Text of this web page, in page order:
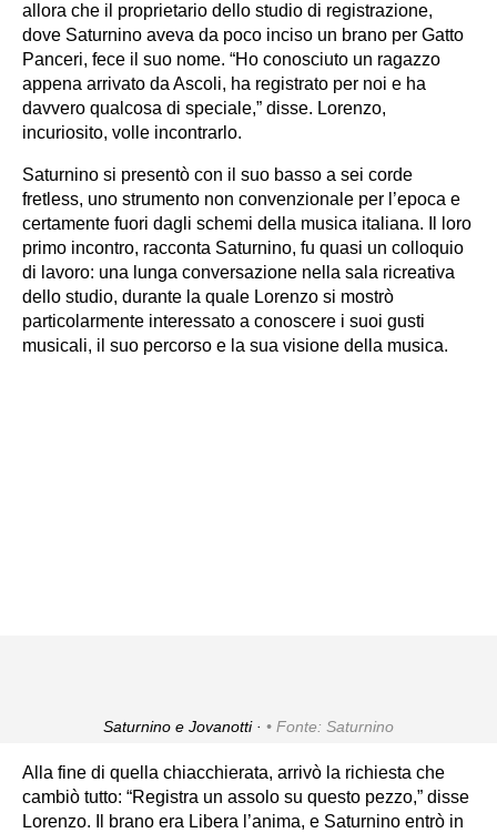
allora che il proprietario dello studio di registrazione,
dove Saturnino aveva da poco inciso un brano per Gatto
Panceri, fece il suo nome. “Ho conosciuto un ragazzo
appena arrivato da Ascoli, ha registrato per noi e ha
davvero qualcosa di speciale,” disse. Lorenzo,
incuriosito, volle incontrarlo.
Saturnino si presentò con il suo basso a sei corde
fretless, uno strumento non convenzionale per l’epoca e
certamente fuori dagli schemi della musica italiana. Il loro
primo incontro, racconta Saturnino, fu quasi un colloquio
di lavoro: una lunga conversazione nella sala ricreativa
dello studio, durante la quale Lorenzo si mostrò
particolarmente interessato a conoscere i suoi gusti
musicali, il suo percorso e la sua visione della musica.
Saturnino e Jovanotti · Fonte: Saturnino
Alla fine di quella chiacchierata, arrivò la richiesta che
cambiò tutto: “Registra un assolo su questo pezzo,” disse
Lorenzo. Il brano era Libera l’anima, e Saturnino entrò in